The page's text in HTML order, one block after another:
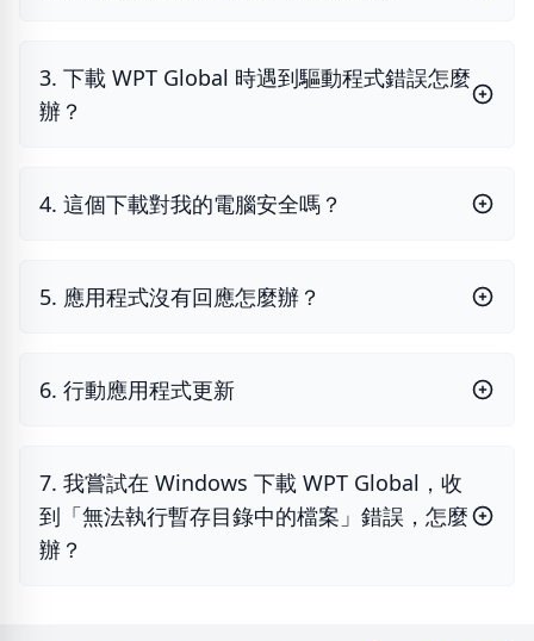
3. 下載 WPT Global 時遇到驅動程式錯誤怎麼
辦？
4. 這個下載對我的電腦安全嗎？
5. 應用程式沒有回應怎麼辦？
6. 行動應用程式更新
7. 我嘗試在 Windows 下載 WPT Global，收
到「無法執行暫存目錄中的檔案」錯誤，怎麼
辦？